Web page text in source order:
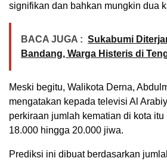
signifikan dan bahkan mungkin dua
BACA JUGA : Sukabumi
Bandang, Warga Histeris di
Meski begitu, Walikota Derna,
mengatakan kepada televisi Al
perkiraan jumlah kematian di kota
18.000 hingga 20.000 jiwa.
Prediksi ini dibuat berdasarkan